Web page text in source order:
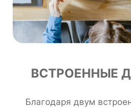
ВСТРОЕННЫЕ
Благодаря двум